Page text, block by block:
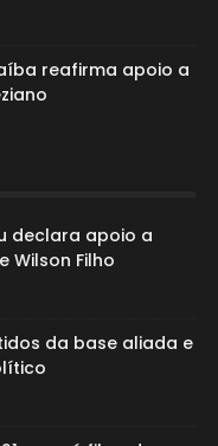
reafirma apoio a
declara apoio a
Wilson Filho
da base aliada e